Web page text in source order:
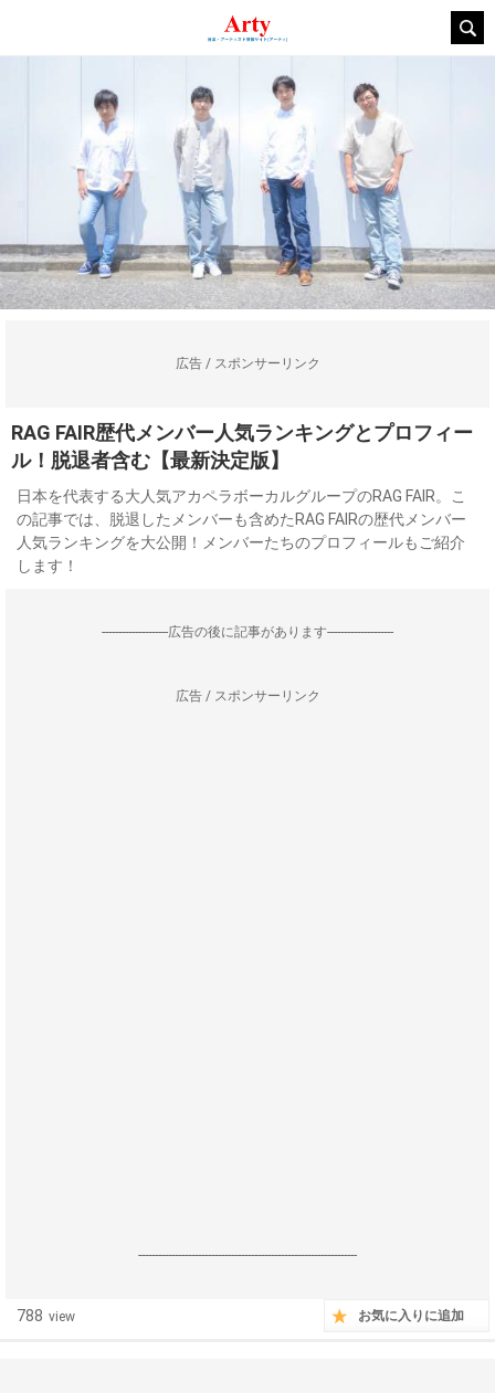
広告 / スポンサーリンク
RAG FAIR歴代メンバー人気ランキングとプロフィー
ル！脱退者含む【最新決定版】
日本を代表する大人気アカペラボーカルグループのRAG FAIR。こ
の記事では、脱退したメンバーも含めたRAG FAIRの歴代メンバー
人気ランキングを大公開！メンバーたちのプロフィールもご紹介
します！
--------------------広告の後に記事があります--------------------
広告 / スポンサーリンク
------------------------------------------------------------------
788 view お気に入りに追加